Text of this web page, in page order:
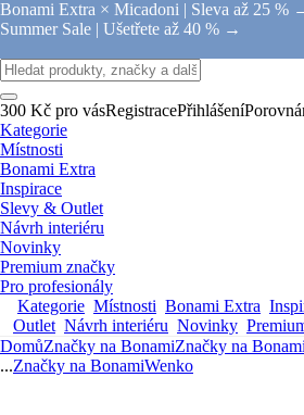
Bonami Extra × Micadoni | Sleva až 25 %
Summer Sale | Ušetřete až 40 % →
300 Kč pro vásRegistracePřihlášení
Kategorie
Místnosti
Bonami Extra
Inspirace
Slevy & Outlet
Návrh interiéru
Novinky
Premium značky
Pro profesionály
Kategorie Místnosti Bonami Extra
Outlet Návrh interiéru Novinky
DomůZnačky na BonamiZnačky na Bonami
...Značky na BonamiWenko